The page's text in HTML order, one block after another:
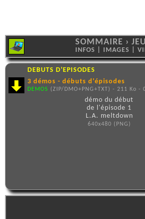
SOMMAIRE ›
INFOS IMAGES
DEBUTS D'EPISODES
3 démos - débuts d'épisodes
DEMOS (ZIP/DMO+PNG+TXT) - 211 Ko -
démo du début
de l'épisode 1
L.A. meltdown
640x480 (PNG)